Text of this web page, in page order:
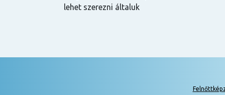
lehet szerezni általuk